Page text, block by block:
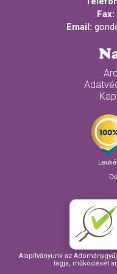
Fax:
Email:
Alapítványunk az
tagja, működését